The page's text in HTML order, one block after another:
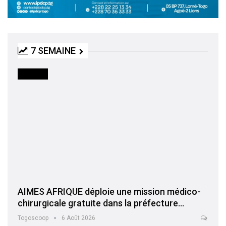
7 SEMAINE
AIMES AFRIQUE déploie une mission médico-
chirurgicale gratuite dans la préfecture…
Togoscoop 6 Août 2026